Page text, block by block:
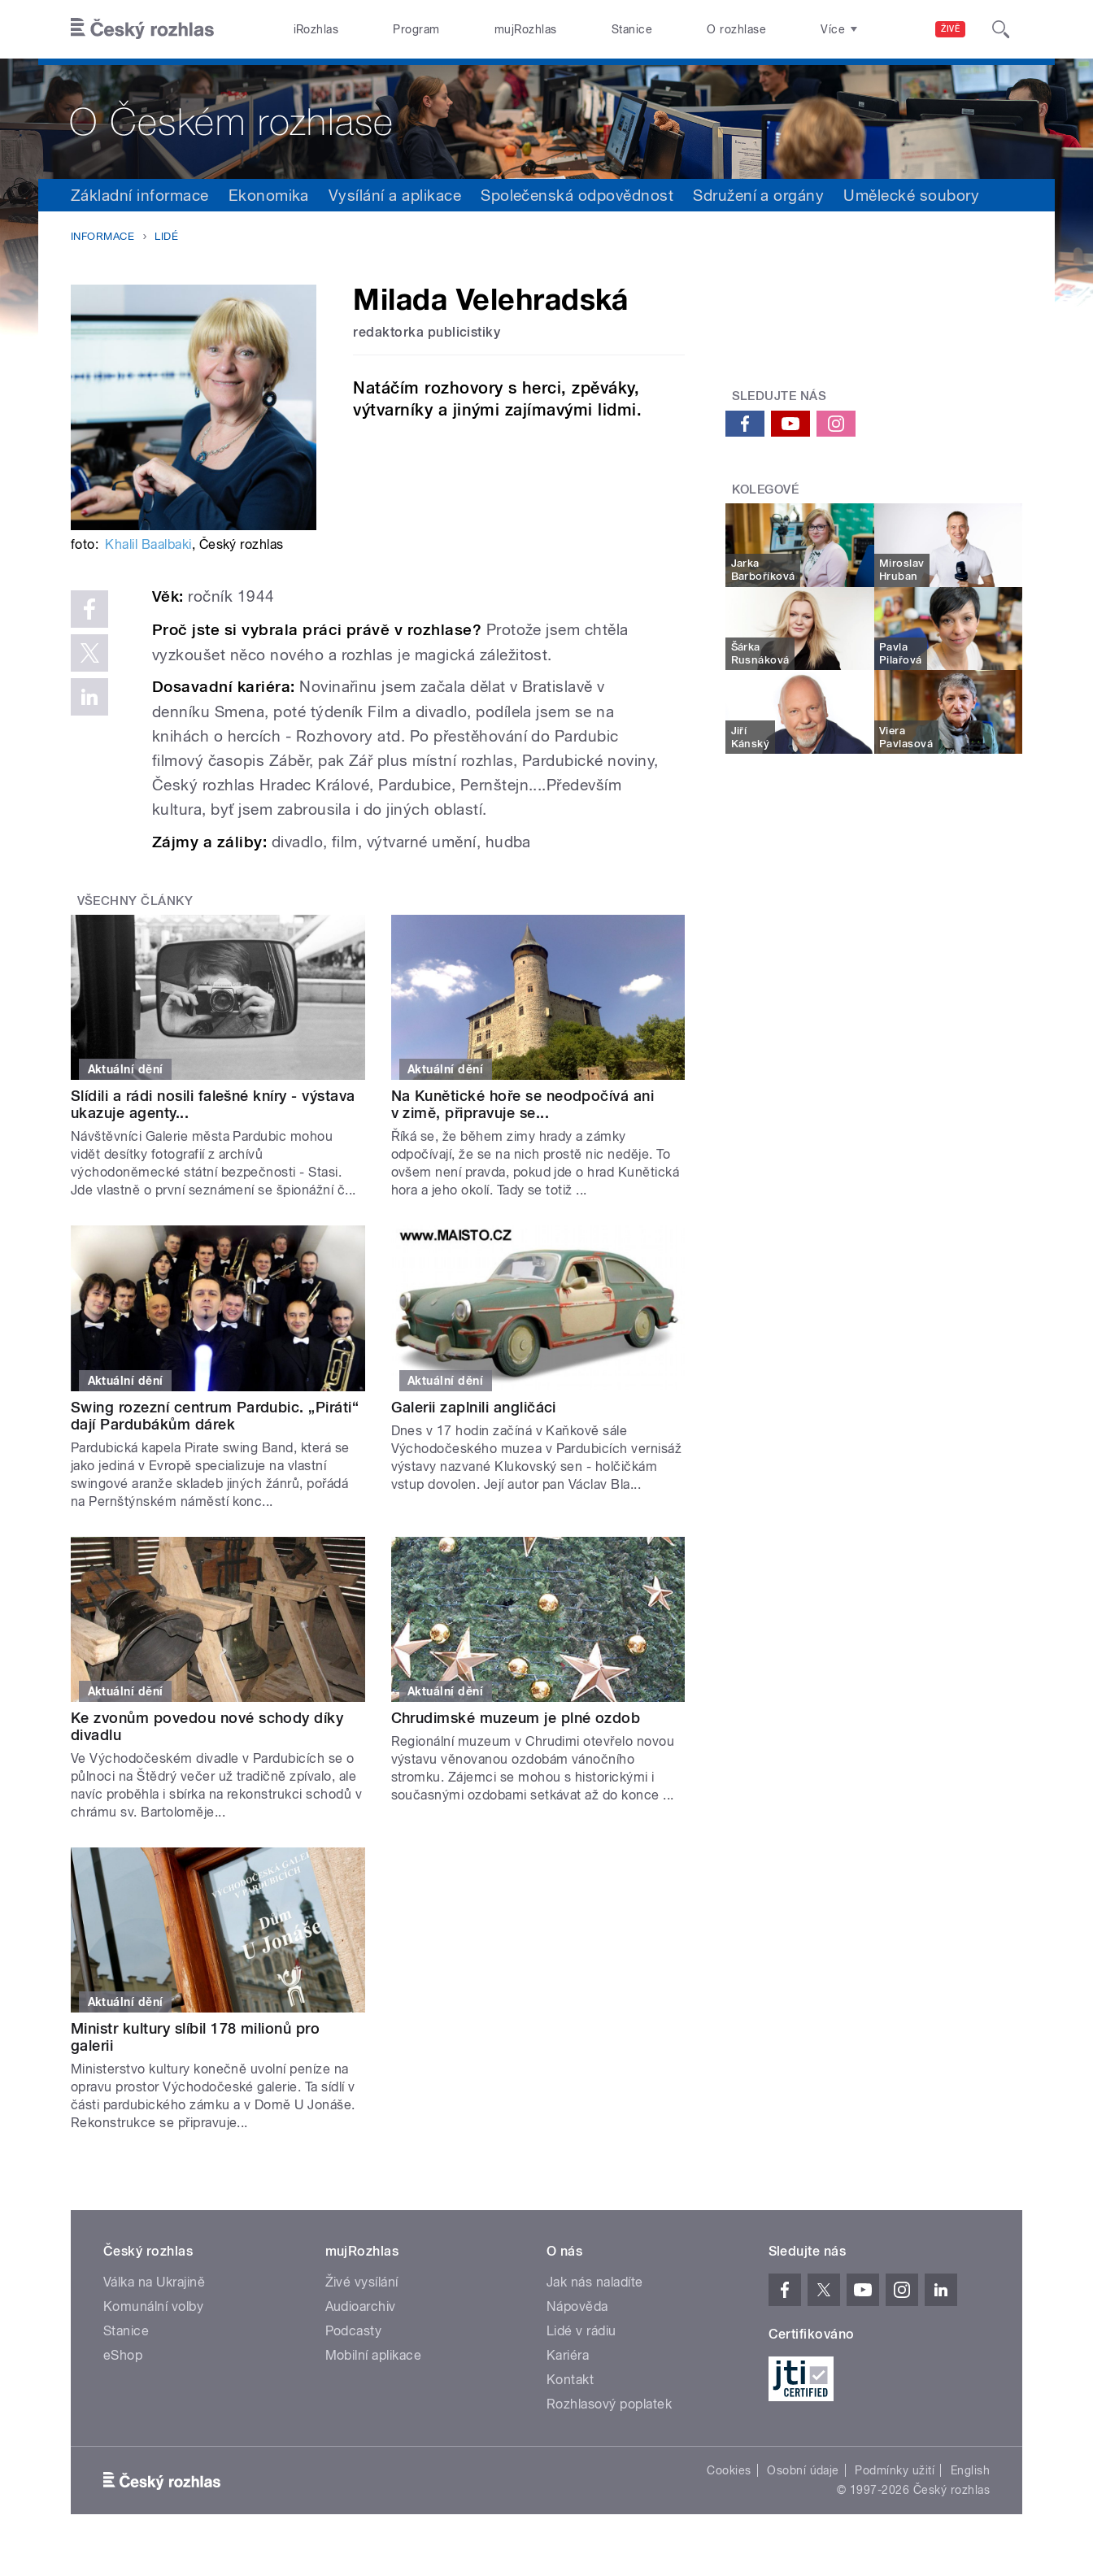
ŽIVĚ
iRozhlas Program mujRozhlas Stanice O rozhlase Více
Základní informace Ekonomika Vysílání a aplikace Společenská odpovědnost Sdružení a orgány Umělecké soubory
INFORMACE LIDÉ
Milada Velehradská
redaktorka publicistiky
Natáčím rozhovory s herci, zpěváky,
výtvarníky a jinými zajímavými lidmi.
foto: Khalil Baalbaki, Český rozhlas
Věk: ročník 1944
Proč jste si vybrala práci právě v rozhlase? Protože jsem chtěla
vyzkoušet něco nového a rozhlas je magická záležitost.
Dosavadní kariéra: Novinařinu jsem začala dělat v Bratislavě v
denníku Smena, poté týdeník Film a divadlo, podílela jsem se na
knihách o hercích - Rozhovory atd. Po přestěhování do Pardubic
filmový časopis Záběr, pak Zář plus místní rozhlas, Pardubické noviny,
Český rozhlas Hradec Králové, Pardubice, Pernštejn....Především
kultura, byť jsem zabrousila i do jiných oblastí.
Zájmy a záliby: divadlo, film, výtvarné umění, hudba
VŠECHNY ČLÁNKY
Aktuální dění
Slídili a rádi nosili falešné kníry - výstava
ukazuje agenty...
Návštěvníci Galerie města Pardubic mohou
vidět desítky fotografií z archívů
východoněmecké státní bezpečnosti - Stasi.
Jde vlastně o první seznámení se špionážní č...
Aktuální dění
Na Kunětické hoře se neodpočívá ani
v zimě, připravuje se...
Říká se, že během zimy hrady a zámky
odpočívají, že se na nich prostě nic neděje. To
ovšem není pravda, pokud jde o hrad Kunětická
hora a jeho okolí. Tady se totiž ...
Aktuální dění
Swing rozezní centrum Pardubic. „Piráti“
dají Pardubákům dárek
Pardubická kapela Pirate swing Band, která se
jako jediná v Evropě specializuje na vlastní
swingové aranže skladeb jiných žánrů, pořádá
na Pernštýnském náměstí konc...
Aktuální dění
Galerii zaplnili angličáci
Dnes v 17 hodin začíná v Kaňkově sále
Východočeského muzea v Pardubicích vernisáž
výstavy nazvané Klukovský sen - holčičkám
vstup dovolen. Její autor pan Václav Bla...
Aktuální dění
Ke zvonům povedou nové schody díky
divadlu
Ve Východočeském divadle v Pardubicích se o
půlnoci na Štědrý večer už tradičně zpívalo, ale
navíc proběhla i sbírka na rekonstrukci schodů v
chrámu sv. Bartoloměje...
Aktuální dění
Chrudimské muzeum je plné ozdob
Regionální muzeum v Chrudimi otevřelo novou
výstavu věnovanou ozdobám vánočního
stromku. Zájemci se mohou s historickými i
současnými ozdobami setkávat až do konce ...
Aktuální dění
Ministr kultury slíbil 178 milionů pro
galerii
Ministerstvo kultury konečně uvolní peníze na
opravu prostor Východočeské galerie. Ta sídlí v
části pardubického zámku a v Domě U Jonáše.
Rekonstrukce se připravuje...
SLEDUJTE NÁS
KOLEGOVÉ
Jarka
Barboříková
Miroslav
Hruban
Šárka
Rusnáková
Pavla
Pilařová
Jiří
Kánský
Viera
Pavlasová
Český rozhlas
Válka na Ukrajině
Komunální volby
Stanice
eShop
mujRozhlas
Živé vysílání
Audioarchiv
Podcasty
Mobilní aplikace
O nás
Jak nás naladíte
Nápověda
Lidé v rádiu
Kariéra
Kontakt
Rozhlasový poplatek
Sledujte nás
Certifikováno
Cookies Osobní údaje Podmínky užití
English
© 1997-2026 Český rozhlas